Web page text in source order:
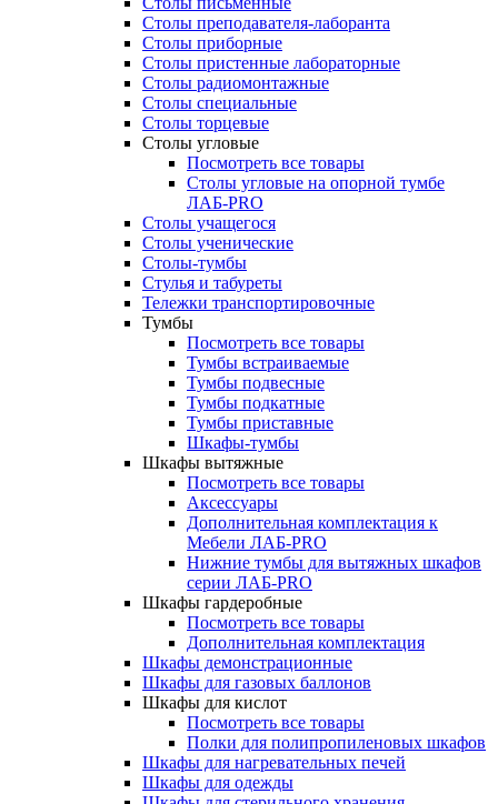
Столы преподавателя-лаборанта
Столы приборные
Столы пристенные лабораторные
Столы радиомонтажные
Столы специальные
Столы торцевые
Столы угловые
Посмотреть все товары
Столы угловые на опорной тумбе
ЛАБ-PRO
Столы учащегося
Столы ученические
Столы-тумбы
Стулья и табуреты
Тележки транспортировочные
Тумбы
Посмотреть все товары
Тумбы встраиваемые
Тумбы подвесные
Тумбы подкатные
Тумбы приставные
Шкафы-тумбы
Шкафы вытяжные
Посмотреть все товары
Аксессуары
Дополнительная комплектация к
Мебели ЛАБ-PRO
Нижние тумбы для вытяжных шкафов
серии ЛАБ-PRO
Шкафы гардеробные
Посмотреть все товары
Дополнительная комплектация
Шкафы демонстрационные
Шкафы для газовых баллонов
Шкафы для кислот
Посмотреть все товары
Полки для полипропиленовых шкафов
Шкафы для нагревательных печей
Шкафы для одежды